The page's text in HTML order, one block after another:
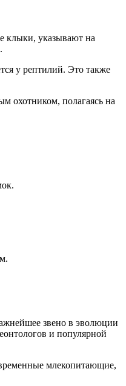
клыки, указывают на
у рептилий. Это также
охотником, полагаясь на
звено в эволюции
и популярной
млекопитающие,